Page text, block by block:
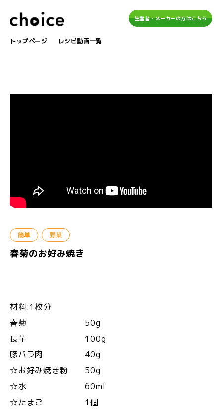
トップページ レシピ動画一覧
生産者・メーカーの方はこちら
簡単 野菜
春菊のお好み焼き
材料:1枚分
春菊 50g
長芋 100g
豚バラ肉 40g
☆お好み焼き粉 50g
☆水 60ml
☆たまご 1個